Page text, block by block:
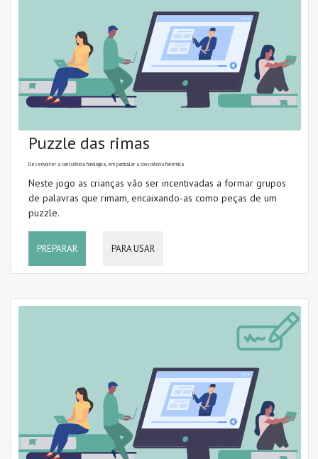
Puzzle das rimas
Desenvolver a consciência fonológica, em particular a consciência fonémica
Neste jogo as crianças vão ser incentivadas a formar grupos
de palavras que rimam, encaixando-as como peças de um
puzzle.
PREPARAR PARA USAR